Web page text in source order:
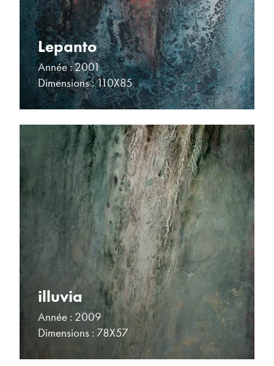
Lepanto
Année : 2001
Dimensions : 110X85
illuvia
Année : 2009
Dimensions : 78X57